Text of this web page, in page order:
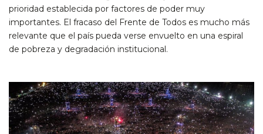
prioridad establecida por factores de poder muy
importantes. El fracaso del Frente de Todos es mucho más
relevante que el país pueda verse envuelto en una espiral
de pobreza y degradación institucional.